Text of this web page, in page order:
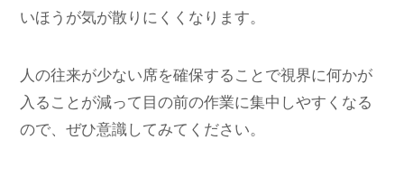
いほうが気が散りにくくなります。
人の往来が少ない席を確保することで視界に何かが
入ることが減って目の前の作業に集中しやすくなる
ので、ぜひ意識してみてください。